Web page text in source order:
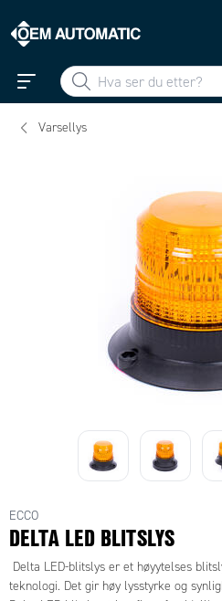
Varsellys
ECCO
DELTA LED BLITSLYS
Delta LED-blitslys er et høyytelses
teknologi. Det gir høy lysstyrke og